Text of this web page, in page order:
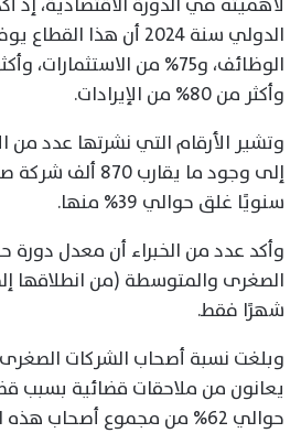
وأكثر من 80% من الإيرادات.
وتشير الأرقام التي نشرتها عدد من
إلى وجود ما
سنويًا غلق حوالي 39% منها.
وأكد عدد من الخبراء أن معدل دورة
شهرًا فقط.
وبلغت نسبة أصحاب الشركات
يعانون من ملاحقات قضائية بسبب
حوالي 62% من مجموع أصحاب هذه الشركات.